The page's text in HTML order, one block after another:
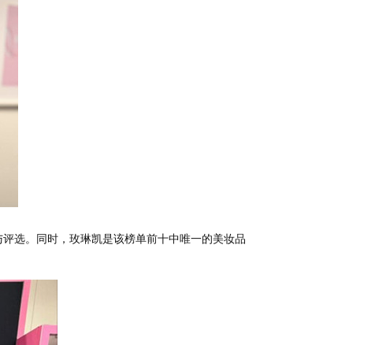
选。同时，玫琳凯是该榜单前十中唯一的美妆品